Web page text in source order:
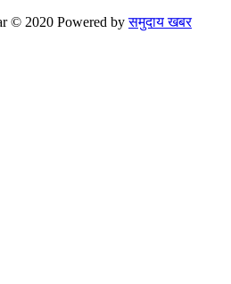
© 2020 Powered byसमुदाय खबर